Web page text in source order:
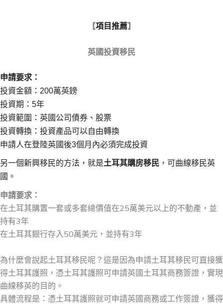
【項目推薦】
英國投資移民
申請要求：
投資金額：200萬英鎊
投資期：5年
投資範圍：英國公司債券、股票
投資轉換：投資產品可以自由轉換
申請人在登陸英國後3個月內必須完成投資
另一個新興移民的方法，就是土耳其購房移民 ，可曲線移民英
國。
申請要求：
在土耳其購置一套或多套總價值在25萬美元以上的不動產，並
持有3年
在土耳其銀行存入50萬美元，並持有3年
為什麼會說起土耳其移民呢？這是因為申請土耳其移民可直接獲
得土耳其護照，憑土耳其護照可申請英國土耳其商務簽證，實現
曲線移英的目的。
具體流程是：憑土耳其護照就可申請英國商務或工作簽證，獲得